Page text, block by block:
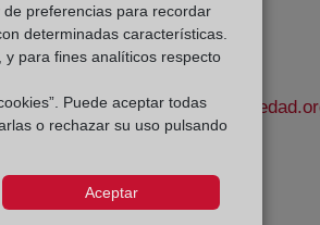
de contacto:
del Registrador:
María Victoria Martínez Peso
de Protección de Datos:
preferencias para recordar
determinadas características.
para fines analíticos respecto
Puede aceptar todas
o rechazar su uso pulsando
Aceptar